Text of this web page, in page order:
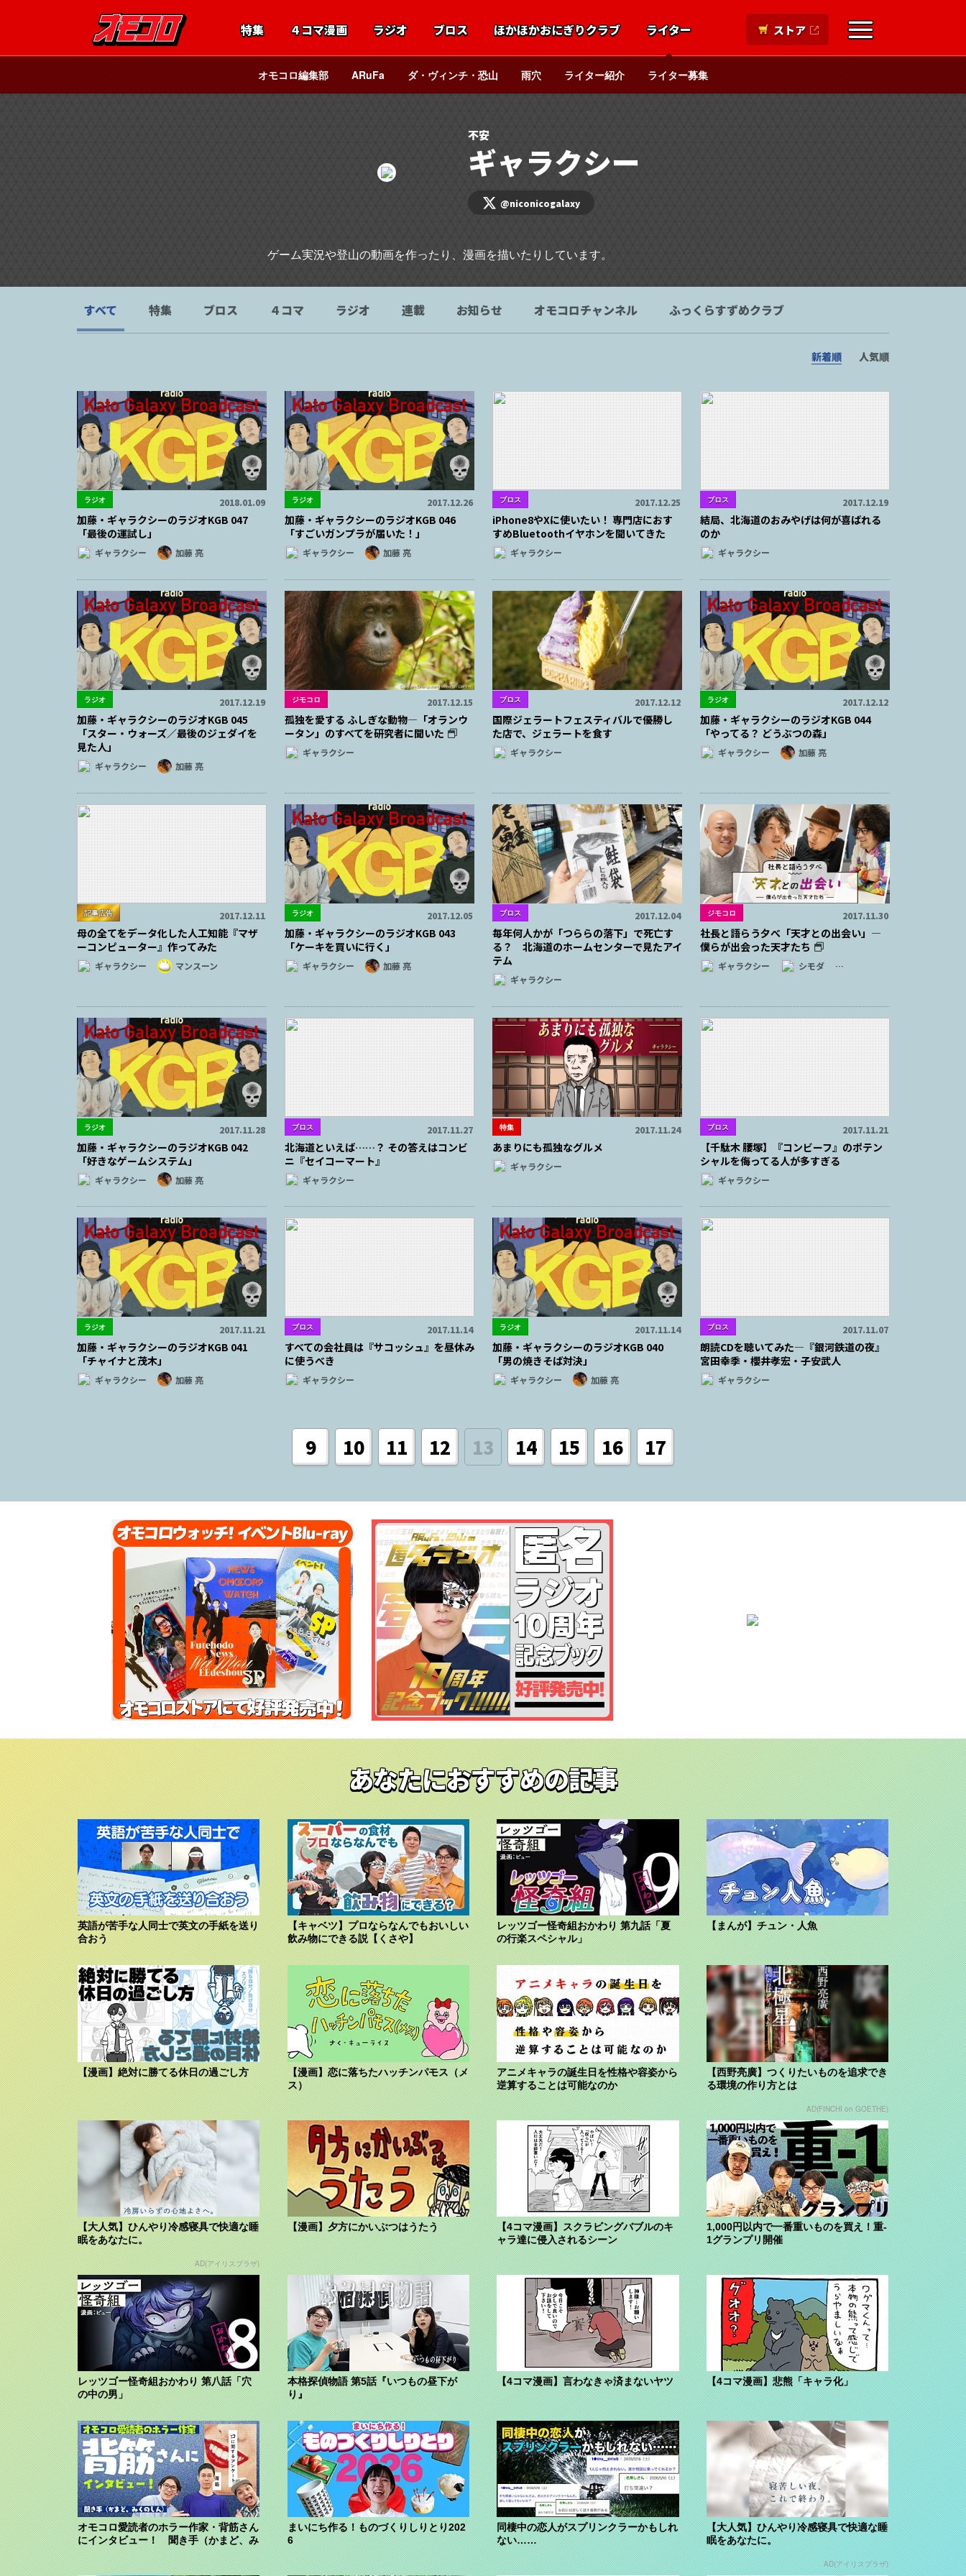
特集 ４コマ漫画 ラジオ ブロス ほかほかおにぎりクラブ ライター ストア
オモコロ編集部 ARuFa ダ・ヴィンチ・恐山 雨穴 ライター紹介 ライター募集
不安
ギャラクシー
@niconicogalaxy
ゲーム実況や登山の動画を作ったり、漫画を描いたりしています。
すべて 特集 ブロス ４コマ ラジオ 連載 お知らせ オモコロチャンネル ふっくらすずめクラブ
新着順 人気順
ラジオ 2018.01.09
加藤・ギャラクシーのラジオKGB 047
「最後の運試し」
ギャラクシー 加藤 亮
ラジオ 2017.12.26
加藤・ギャラクシーのラジオKGB 046
「すごいガンプラが届いた！」
ギャラクシー 加藤 亮
ブロス 2017.12.25
iPhone8やXに使いたい！ 専門店におす
すめBluetoothイヤホンを聞いてきた
ギャラクシー
ブロス 2017.12.19
結局、北海道のおみやげは何が喜ばれる
のか
ギャラクシー
ラジオ 2017.12.19
加藤・ギャラクシーのラジオKGB 045
「スター・ウォーズ／最後のジェダイを
見た人」
ギャラクシー 加藤 亮
ジモコロ 2017.12.15
孤独を愛する ふしぎな動物―「オランウ
ータン」のすべてを研究者に聞いた
ギャラクシー
ブロス 2017.12.12
国際ジェラートフェスティバルで優勝し
た店で、ジェラートを食す
ギャラクシー
ラジオ 2017.12.12
加藤・ギャラクシーのラジオKGB 044
「やってる？ どうぶつの森」
ギャラクシー 加藤 亮
記事広告 2017.12.11
母の全てをデータ化した人工知能『マザ
ーコンピューター』作ってみた
ギャラクシー マンスーン
ラジオ 2017.12.05
加藤・ギャラクシーのラジオKGB 043
「ケーキを買いに行く」
ギャラクシー 加藤 亮
ブロス 2017.12.04
毎年何人かが「つららの落下」で死亡す
る？ 北海道のホームセンターで見たアイ
テム
ギャラクシー
ジモコロ 2017.11.30
社長と語らう夕べ「天才との出会い」―
僕らが出会った天才たち
ギャラクシー シモダ …
ラジオ 2017.11.28
加藤・ギャラクシーのラジオKGB 042
「好きなゲームシステム」
ギャラクシー 加藤 亮
ブロス 2017.11.27
北海道といえば……？ その答えはコンビ
ニ『セイコーマート』
ギャラクシー
特集 2017.11.24
あまりにも孤独なグルメ
ギャラクシー
ブロス 2017.11.21
【千駄木 腰塚】『コンビーフ』のポテン
シャルを侮ってる人が多すぎる
ギャラクシー
ラジオ 2017.11.21
加藤・ギャラクシーのラジオKGB 041
「チャイナと茂木」
ギャラクシー 加藤 亮
ブロス 2017.11.14
すべての会社員は『サコッシュ』を昼休み
に使うべき
ギャラクシー
ラジオ 2017.11.14
加藤・ギャラクシーのラジオKGB 040
「男の焼きそば対決」
ギャラクシー 加藤 亮
ブロス 2017.11.07
朗読CDを聴いてみた―『銀河鉄道の夜』
宮田幸季・櫻井孝宏・子安武人
ギャラクシー
9 10 11 12 13 14 15 16 17
あなたにおすすめの記事
英語が苦手な人同士で英文の手紙を送り
合おう
【キャベツ】プロならなんでもおいしい
飲み物にできる説【くさや】
レッツゴー怪奇組おかわり 第九話「夏
の行楽スペシャル」
【まんが】チュン・人魚
【漫画】絶対に勝てる休日の過ごし方
【漫画】恋に落ちたハッチンパモス（メ
ス）
アニメキャラの誕生日を性格や容姿から
逆算することは可能なのか
【西野亮廣】つくりたいものを追求でき
る環境の作り方とは
AD(FINCHI on GOETHE)
【大人気】ひんやり冷感寝具で快適な睡
眠をあなたに。
AD(アイリスプラザ)
【漫画】夕方にかいぶつはうたう
【4コマ漫画】スクラビングバブルのキ
ャラ達に侵入されるシーン
1,000円以内で一番重いものを買え！重-
1グランプリ開催
レッツゴー怪奇組おかわり 第八話「穴
の中の男」
本格探偵物語 第5話『いつもの昼下が
り』
【4コマ漫画】言わなきゃ済まないヤツ 【4コマ漫画】悲熊「キャラ化」
オモコロ愛読者のホラー作家・背筋さん
にインタビュー！ 聞き手（かまど、み
くのしん...
まいにち作る！ものづくりしりとり202
6
同棲中の恋人がスプリンクラーかもしれ
ない……
【大人気】ひんやり冷感寝具で快適な睡
眠をあなたに。
AD(アイリスプラザ)